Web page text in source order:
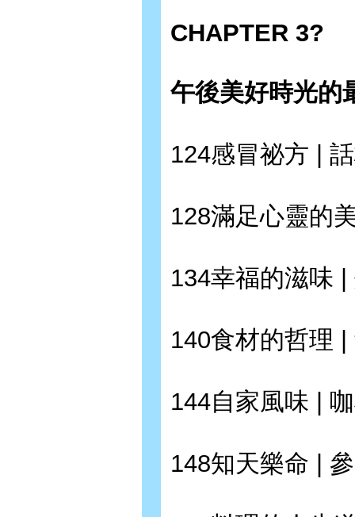
CHAPTER 3?
午後美好時光的
124感冒祕方 |
128滿足心靈的
134幸福的滋味
140食材的哲理 |
144自家風味 |
148知天樂命 |